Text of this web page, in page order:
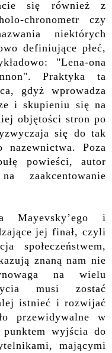
się również z
chronometr czy
niektórych
definiujące płeć,
"Lena-ona
Praktyka ta
gdyż wprowadza
i skupieniu się na
objętości stron po
się do tak
nazewnictwa. Poza
powieści, autor
zaakcentowanie
Mayevsky’ego i
jej finał, czyli
społeczeństwem,
znaną nam nie
nowaga na wielu
musi zostać
istnieć i rozwijać
przewidywalne w
wyjścia do
mającymi